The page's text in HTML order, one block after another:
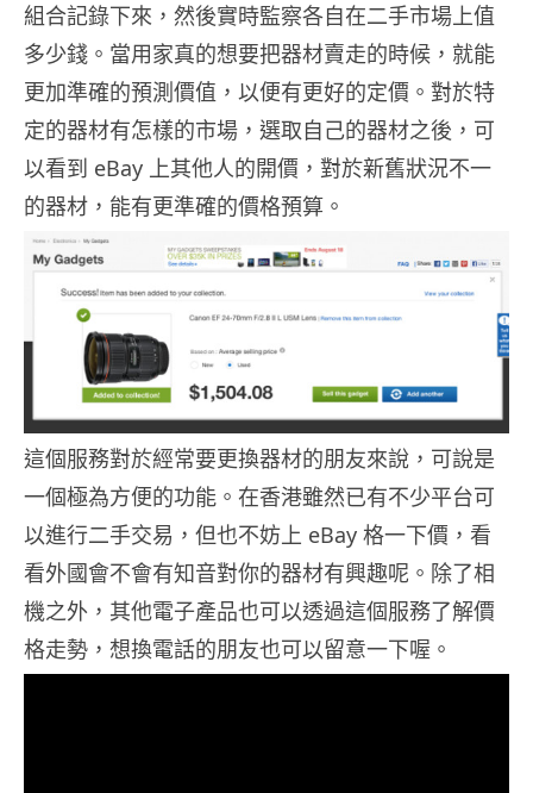
組合記錄下來，然後實時監察各自在二手市場上值
多少錢。當用家真的想要把器材賣走的時候，就能
更加準確的預測價值，以便有更好的定價。對於特
定的器材有怎樣的市場，選取自己的器材之後，可
以看到 eBay 上其他人的開價，對於新舊狀況不一
的器材，能有更準確的價格預算。
這個服務對於經常要更換器材的朋友來說，可說是
一個極為方便的功能。在香港雖然已有不少平台可
以進行二手交易，但也不妨上 eBay 格一下價，看
看外國會不會有知音對你的器材有興趣呢。除了相
機之外，其他電子產品也可以透過這個服務了解價
格走勢，想換電話的朋友也可以留意一下喔。